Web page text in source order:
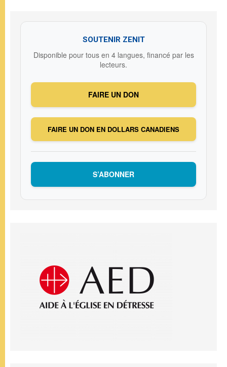
SOUTENIR ZENIT
Disponible pour tous en 4 langues, financé par les
lecteurs.
FAIRE UN DON
FAIRE UN DON EN DOLLARS CANADIENS
S’ABONNER